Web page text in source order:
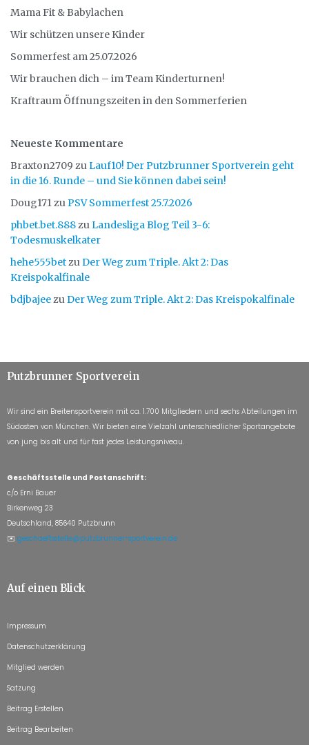
Mama Fit & Babylachen
Wir schützen unsere Kinder
Sommerfest am 25.07.2026
Wir brauchen dich – im Team Kinderturnen!
Kraftraum Öffnungszeiten in den Sommerferien
Neueste Kommentare
Braxton2709 zuLauf10! Der Putzbrunner Sportverein geht
in die 16. Runde – und Sie können dabei sein!
Doug171zuPSV Sommerfest 25.7.2026
phbet.bet.888zuLandesliga Blog Teil 3-6:
Todesmuskelkater
hehe555betzuDer Weg zum Triple. Akt 2: Das
Kreispokalfinale
bdjbajeezuDer Weg zum Triple. Akt 2: Das Kreispokalfinale
Putzbrunner Sportverein
Wir sind ein Breitensportverein mit ca. 1.700 Mitgliedern und sechs Abteilungen im
Südosten von München. Wir bieten eine Vielzahl unterschiedlicher Sportangebote
von jung bis alt und für fast jedes Leistungsniveau.
Geschäftsstelle und Postanschrift:
c/o Erni Bauer
Birkenweg 23
Deutschland, 85640 Putzbrunn
✉️ geschaeftsstelle@putzbrunner-sportverein.de
Auf einen Blick
Impressum
Datenschutzerklärung
Mitglied werden
Satzung
Beitrag Erstellen
Beitrag Bearbeiten